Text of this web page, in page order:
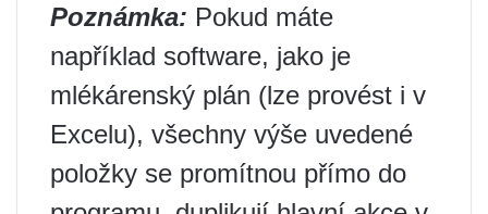
Poznámka: Pokud máte
například software, jako je
mlékárenský plán (lze provést i v
Excelu), všechny výše uvedené
položky se promítnou přímo do